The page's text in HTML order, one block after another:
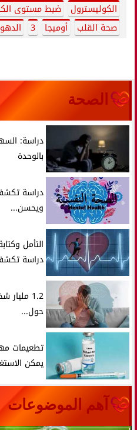
الكوليسترول ضبط مستوى
صحة القلب
أوميجا 3
الصحة
دراسة:
بالوحدة
دراسة
ويحسن...
التأمل
دراسة
1.2
حول...
تطعيمات
يمكن
آهم الموضوعات